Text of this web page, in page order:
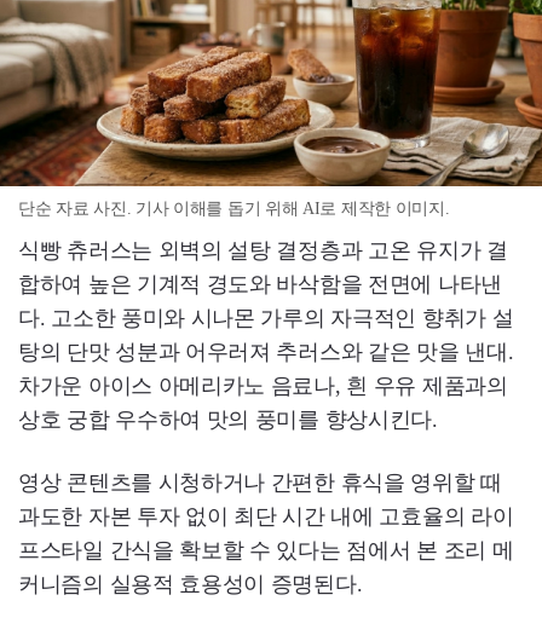
단순 자료 사진. 기사 이해를 돕기 위해 AI로 제작한 이미지.
식빵 츄러스는 외벽의 설탕 결정층과 고온 유지가 결
합하여 높은 기계적 경도와 바삭함을 전면에 나타낸
다. 고소한 풍미와 시나몬 가루의 자극적인 향취가 설
탕의 단맛 성분과 어우러져 추러스와 같은 맛을 낸대.
차가운 아이스 아메리카노 음료나, 흰 우유 제품과의
상호 궁합 우수하여 맛의 풍미를 향상시킨다.
영상 콘텐츠를 시청하거나 간편한 휴식을 영위할 때
과도한 자본 투자 없이 최단 시간 내에 고효율의 라이
프스타일 간식을 확보할 수 있다는 점에서 본 조리 메
커니즘의 실용적 효용성이 증명된다.